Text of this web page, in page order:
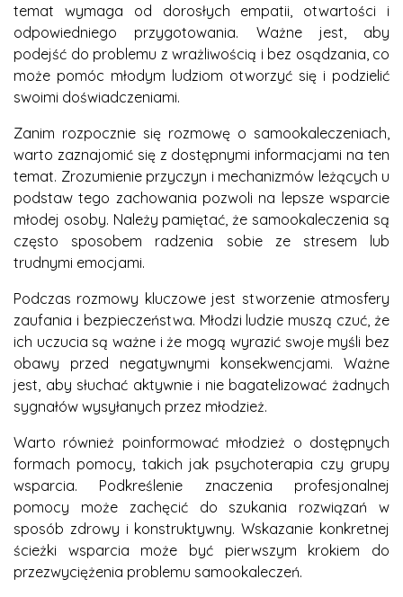
temat wymaga od dorosłych empatii, otwartości i
odpowiedniego przygotowania. Ważne jest, aby
podejść do problemu z wrażliwością i bez osądzania, co
może pomóc młodym ludziom otworzyć się i podzielić
swoimi doświadczeniami.
Zanim rozpocznie się rozmowę o samookaleczeniach,
warto zaznajomić się z dostępnymi informacjami na ten
temat. Zrozumienie przyczyn i mechanizmów leżących u
podstaw tego zachowania pozwoli na lepsze wsparcie
młodej osoby. Należy pamiętać, że samookaleczenia są
często sposobem radzenia sobie ze stresem lub
trudnymi emocjami.
Podczas rozmowy kluczowe jest stworzenie atmosfery
zaufania i bezpieczeństwa. Młodzi ludzie muszą czuć, że
ich uczucia są ważne i że mogą wyrazić swoje myśli bez
obawy przed negatywnymi konsekwencjami. Ważne
jest, aby słuchać aktywnie i nie bagatelizować żadnych
sygnałów wysyłanych przez młodzież.
Warto również poinformować młodzież o dostępnych
formach pomocy, takich jak psychoterapia czy grupy
wsparcia. Podkreślenie znaczenia profesjonalnej
pomocy może zachęcić do szukania rozwiązań w
sposób zdrowy i konstruktywny. Wskazanie konkretnej
ścieżki wsparcia może być pierwszym krokiem do
przezwyciężenia problemu samookaleczeń.